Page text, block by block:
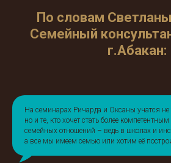
По словам
Семейный
г.Абакан:
На семинарах Ричарда и Оксаны учатся не
но и те, кто хочет стать более
семейных отношений – ведь в школах и
а все мы имеем семью или хотим её